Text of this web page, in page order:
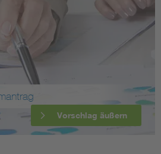
Vorschlag äußern